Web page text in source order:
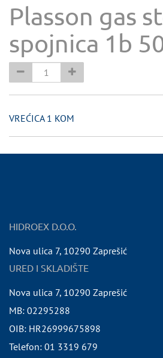
Plasson gas
spojnica 1b
VREĆICA 1 KOM
HIDROEX D.O.O.
Nova ulica 7, 10290 Zaprešić
URED I SKLADIŠTE
Nova ulica 7, 10290 Zaprešić
MB: 02295288
OIB: HR26999675898
Telefon: 01 3319 679